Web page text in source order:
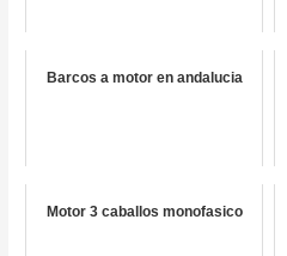
Barcos a motor en andalucia
Motor 3 caballos monofasico